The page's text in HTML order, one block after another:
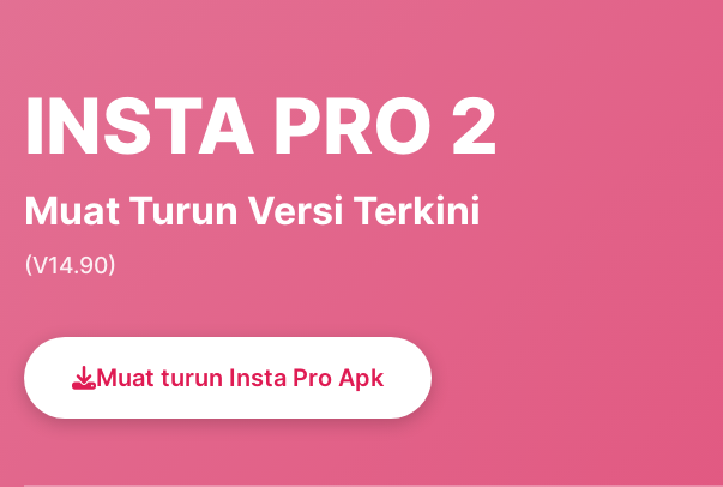
INSTA PRO 2
Muat Turun Versi Terkini
(V14.90)
Muat turun Insta Pro Apk